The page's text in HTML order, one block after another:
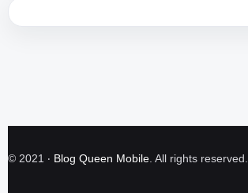
© 2021 ‧ Blog Queen Mobile. All rights reserved.